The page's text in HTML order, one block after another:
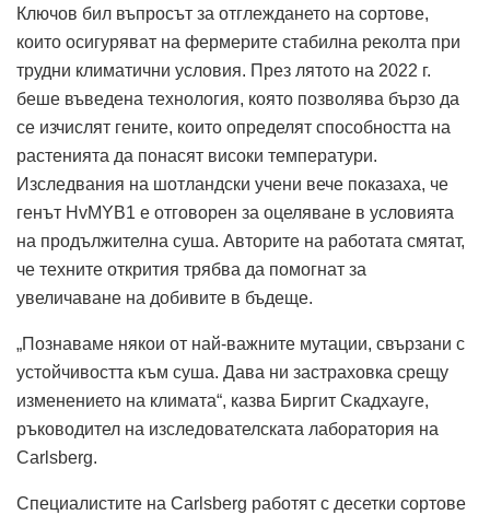
Ключов бил въпросът за отглеждането на сортове,
които осигуряват на фермерите стабилна реколта при
трудни климатични условия. През лятото на 2022 г.
беше въведена технология, която позволява бързо да
се изчислят гените, които определят способността на
растенията да понасят високи температури.
Изследвания на шотландски учени вече показаха, че
генът HvMYB1 е отговорен за оцеляване в условията
на продължителна суша. Авторите на работата смятат,
че техните открития трябва да помогнат за
увеличаване на добивите в бъдеще.
„Познаваме някои от най-важните мутации, свързани с
устойчивостта към суша. Дава ни застраховка срещу
изменението на климата“, казва Биргит Скадхауге,
ръководител на изследователската лаборатория на
Carlsberg.
Специалистите на Carlsberg работят с десетки сортове